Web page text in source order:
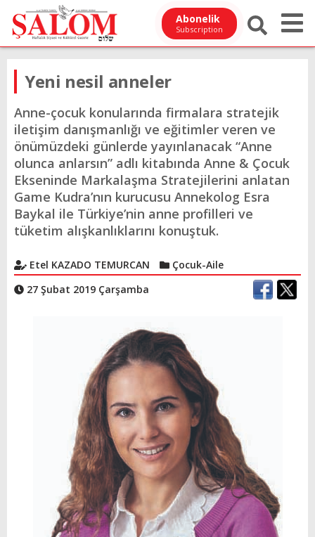
Abonelik
Subscription
Yeni nesil anneler
Anne-çocuk konularında firmalara stratejik
iletişim danışmanlığı ve eğitimler veren ve
önümüzdeki günlerde yayınlanacak “Anne
olunca anlarsın” adlı kitabında Anne & Çocuk
Ekseninde Markalaşma Stratejilerini anlatan
Game Kudra’nın kurucusu Annekolog Esra
Baykal ile Türkiye’nin anne profilleri ve
tüketim alışkanlıklarını konuştuk.
Etel KAZADO TEMURCAN
Çocuk-Aile
27 Şubat 2019 Çarşamba